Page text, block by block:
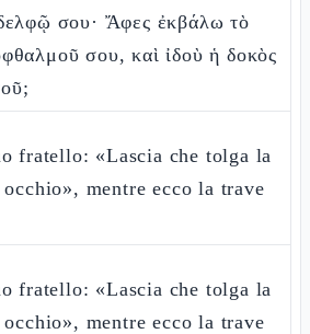
σου· Ἄφες ἐκβάλω τὸ
σου, καὶ ἰδοὺ ἡ δοκὸς
fratello: «Lascia che tolga la
mentre ecco la trave
fratello: «Lascia che tolga la
mentre ecco la trave